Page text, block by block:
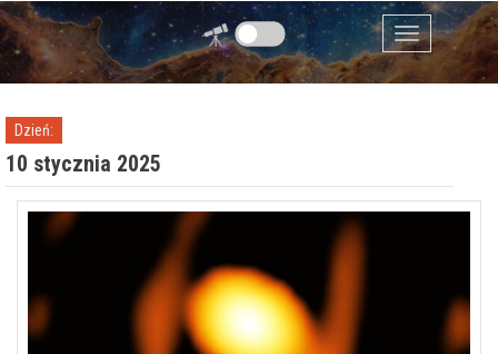
Przejdź do zawartości
Menu
Dzień:
10 stycznia 2025